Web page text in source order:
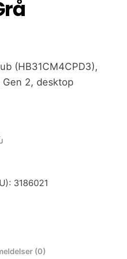
(HB31CM4CPD3),
2, desktop
Share
3186021
(0)